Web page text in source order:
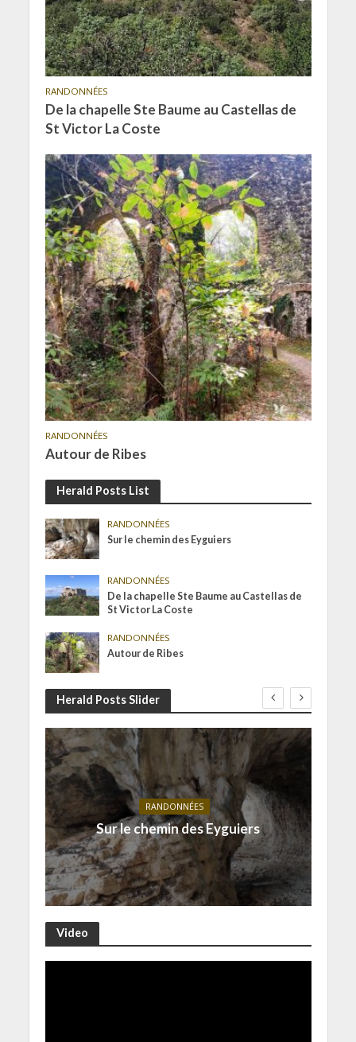
RANDONNÉES
De la chapelle Ste Baume au Castellas de
St Victor La Coste
RANDONNÉES
Autour de Ribes
Herald Posts List
RANDONNÉES
Sur le chemin des Eyguiers
RANDONNÉES
De la chapelle Ste Baume au Castellas de
St Victor La Coste
RANDONNÉES
Autour de Ribes
Herald Posts Slider
RANDONNÉES
Sur le chemin des Eyguiers
Video